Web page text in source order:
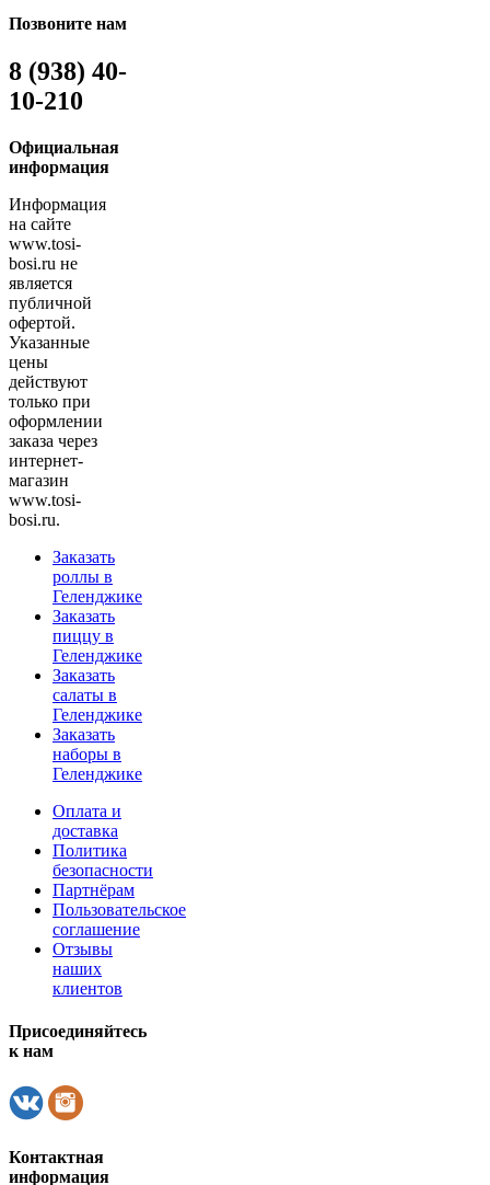
Позвоните нам
8 (938) 40-
10-210
Официальная
информация
Информация
на сайте
www.tosi-
bosi.ru не
является
публичной
офертой.
Указанные
цены
действуют
только при
оформлении
заказа через
интернет-
магазин
www.tosi-
bosi.ru.
Заказать
роллы в
Геленджике
Заказать
пиццу в
Геленджике
Заказать
салаты в
Геленджике
Заказать
наборы в
Геленджике
Оплата и
доставка
Политика
безопасности
Партнёрам
Пользовательское
соглашение
Отзывы
наших
клиентов
Присоединяйтесь
к нам
Контактная
информация